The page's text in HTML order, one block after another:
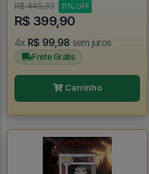
R$ 449,33
11% OFF
R$ 399,90
4x R$ 99,98 sem juros
Frete Grátis
Carrinho